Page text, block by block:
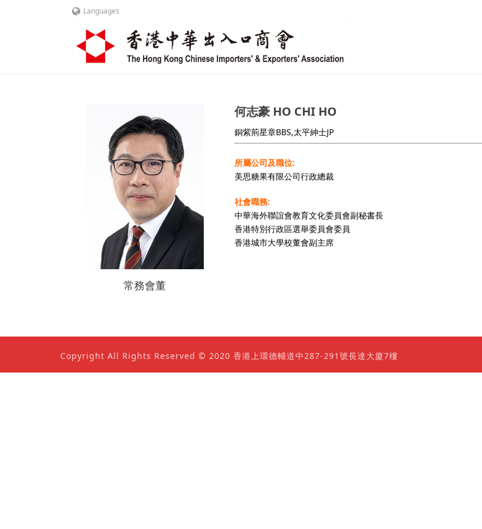
Languages
常務會董
何志豪 HO CHI HO
銅紫荊星章BBS,太平紳士JP
所屬公司及職位:
美思糖果有限公司行政總裁
社會職務:
中華海外聯誼會教育文化委員會副秘書長
香港特別行政區選舉委員會委員
香港城市大學校董會副主席
Copyright All Rights Reserved © 2020 香港上環德輔道中287-291號長達大廈7樓